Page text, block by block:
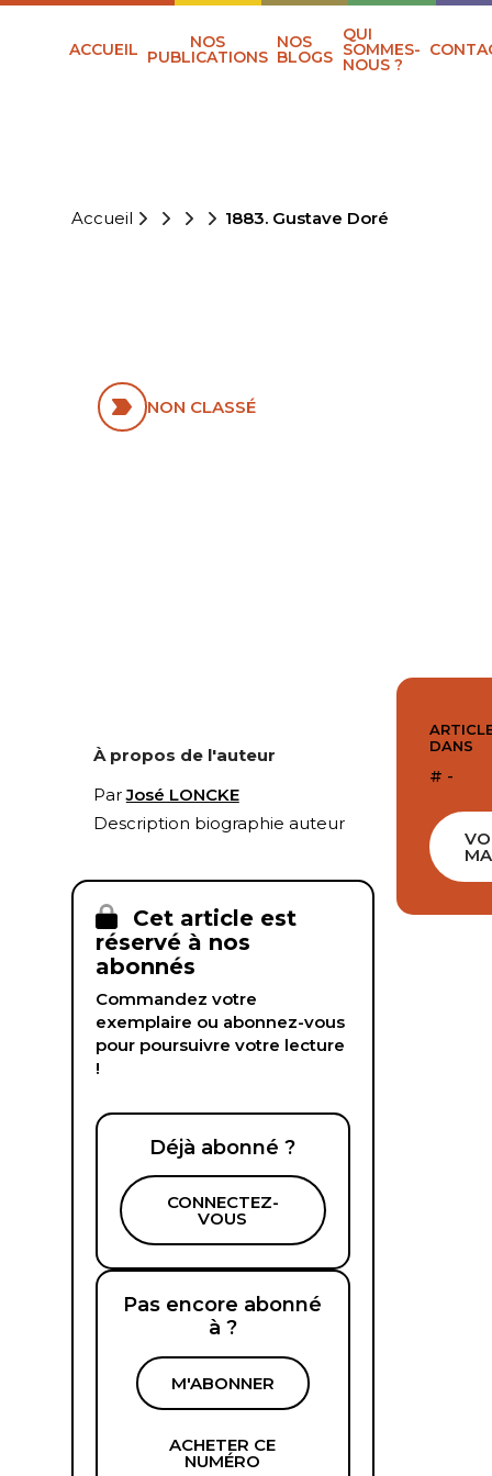
ACCUEIL NOS
PUBLICATIONS
NOS
BLOGS
QUI
SOMMES-
NOUS ?
Accueil 1883. Gustave Doré
NON CLASSÉ
À propos de l'auteur
ParJosé LONCKE
Description biographie auteur
Cet article est
réservé à nos
abonnés
Commandez votre
exemplaire ou abonnez-vous
pour poursuivre votre lecture
!
Déjà abonné ?
CONNECTEZ-
VOUS
Pas encore abonné
à ?
M'ABONNER
ACHETER CE
NUMÉRO
DANS
# -